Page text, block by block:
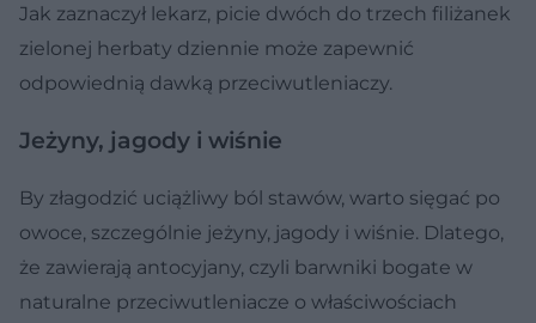
Jak zaznaczył lekarz, picie dwóch do trzech filiżanek
zielonej herbaty dziennie może zapewnić
odpowiednią dawką przeciwutleniaczy.
Jeżyny, jagody i wiśnie
By złagodzić uciążliwy ból stawów, warto sięgać po
owoce, szczególnie jeżyny, jagody i wiśnie. Dlatego,
że zawierają antocyjany, czyli barwniki bogate w
naturalne przeciwutleniacze o właściwościach